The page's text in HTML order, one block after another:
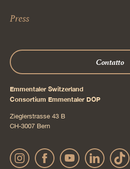
Press
Contatto
Emmentaler Switzerland
Consortium Emmentaler DOP
Zieglerstrasse 43 B
CH-3007 Bern